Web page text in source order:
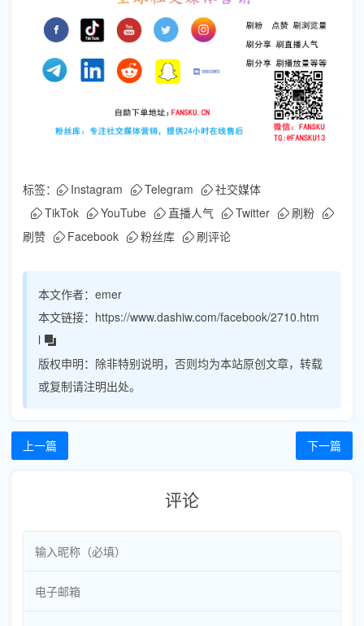
标签： Instagram Telegram
社交媒体
TikTok
YouTube 直播人气 Twitter
刷粉
刷赞
Facebook 粉丝库 刷评论
本文作者： emer
本文链接： https://www.dashiw.com/facebook/2710.htm
l
版权申明： 除非特别说明，否则均为本站原创文章，转载
或复制请注明出处。
上一篇 下一篇
评论